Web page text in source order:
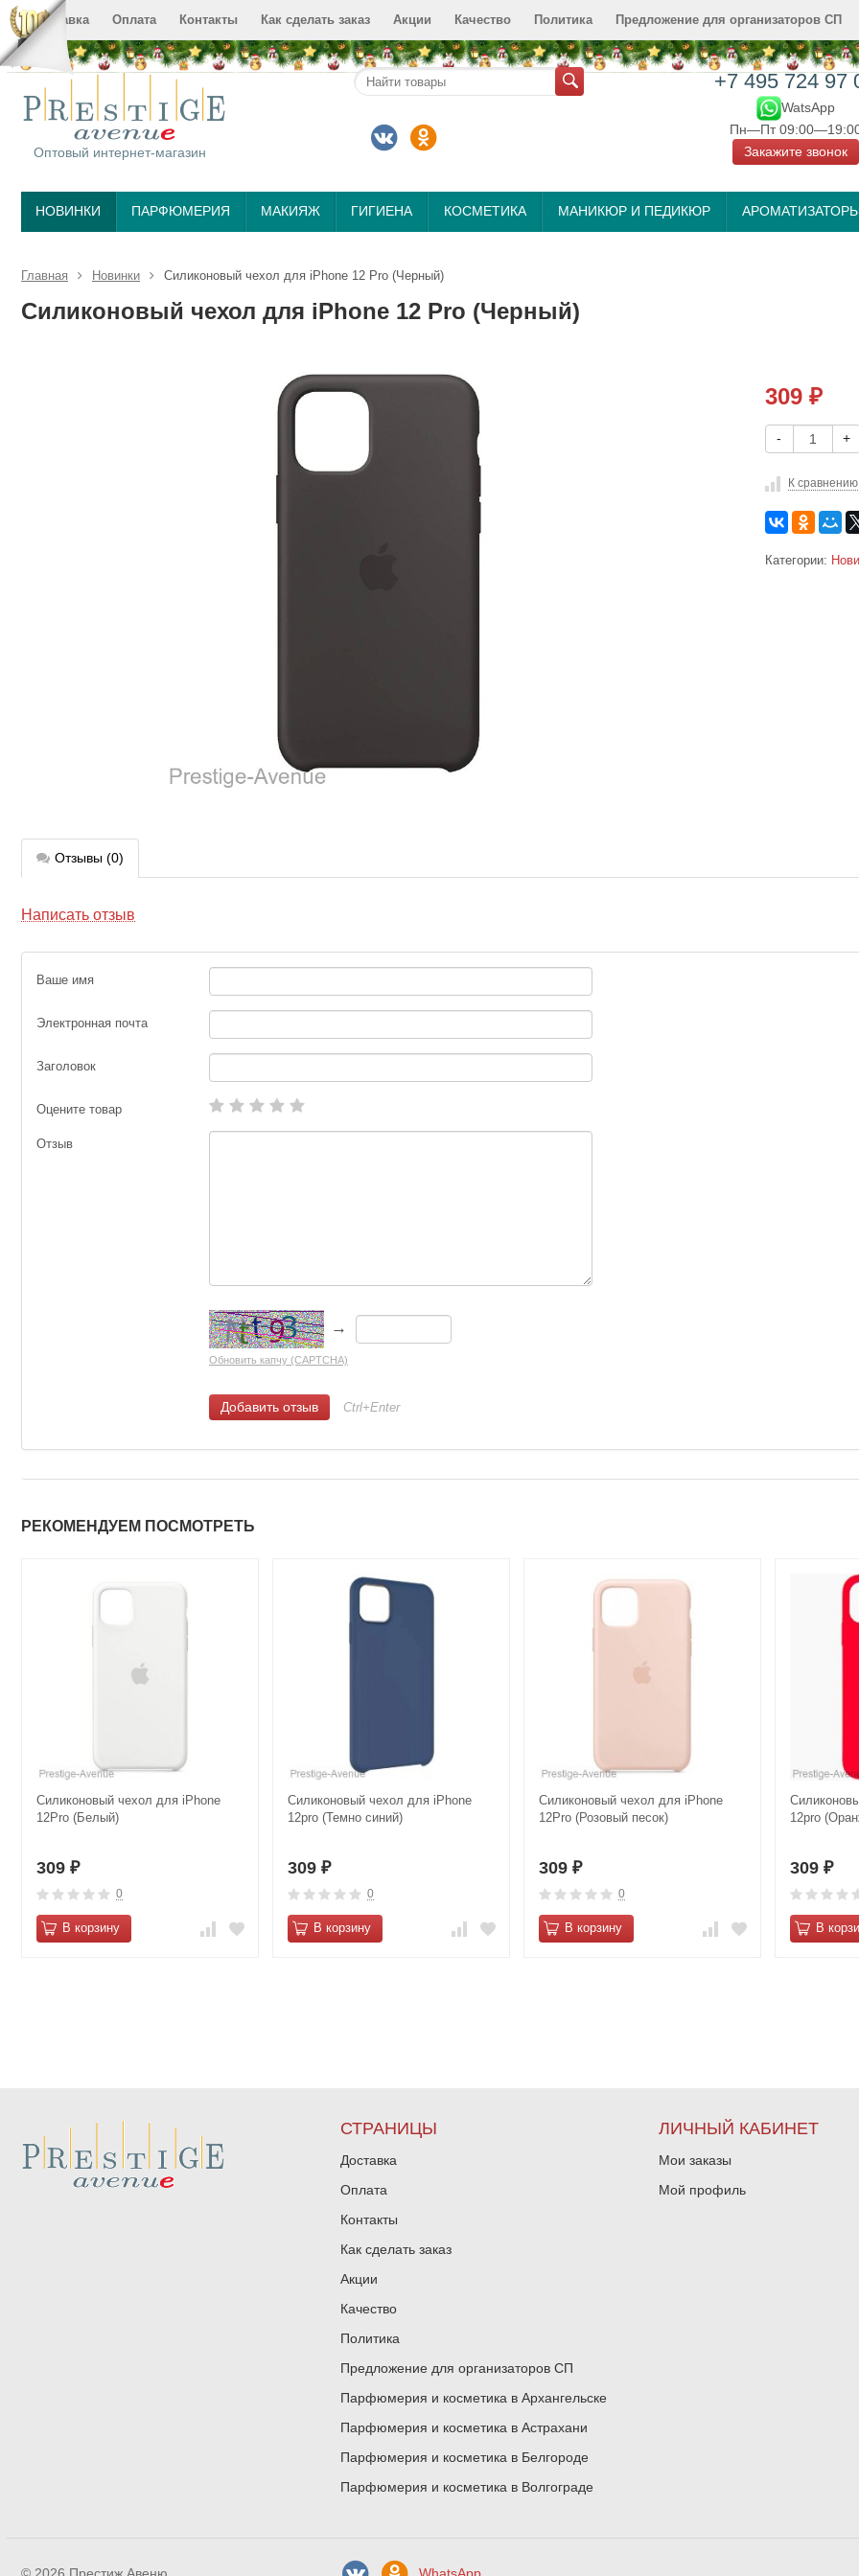
Доставка Оплата Контакты Как сделать заказ Акции Качество Политика Предложение для организаторов СП
Оптовый интернет-магазин
+7 495 724 97
WatsApp
Пн—Пт
Закажите звонок
НОВИНКИ ПАРФЮМЕРИЯ МАКИЯЖ ГИГИЕНА КОСМЕТИКА МАНИКЮР И ПЕДИКЮР
Главная Новинки Силиконовый чехол для iPhone 12 Pro (Черный)
Силиконовый чехол для iPhone 12 Pro (Черный)
309 ₽
- +
К сравнению
Категории:
Отзывы (0)
Написать отзыв
Ваше имя
Электронная почта
Заголовок
Оцените товар
Отзыв
→
Обновить капчу (CAPTCHA)
Ctrl+Enter
РЕКОМЕНДУЕМ ПОСМОТРЕТЬ
Силиконовый чехол для iPhone
12Pro (Белый)
309 ₽
0
В корзину
Силиконовый чехол для iPhone
12pro (Темно синий)
309 ₽
0
В корзину
Силиконовый чехол для iPhone
12Pro (Розовый песок)
309 ₽
0
В корзину
12pro
309 ₽
В
СТРАНИЦЫ
Доставка
Оплата
Контакты
Как сделать заказ
Акции
Качество
Политика
Предложение для организаторов СП
Парфюмерия и косметика в Архангельске
Парфюмерия и косметика в Астрахани
Парфюмерия и косметика в Белгороде
Парфюмерия и косметика в Волгограде
ЛИЧНЫЙ КАБИНЕТ
Мои заказы
Мой профиль